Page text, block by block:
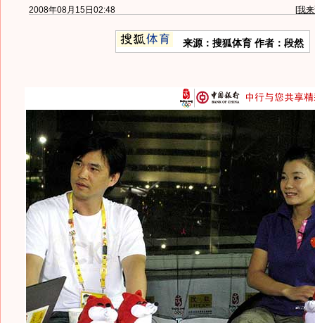
2008年08月15日02:48 [我
来源：搜狐体育 作者：段然